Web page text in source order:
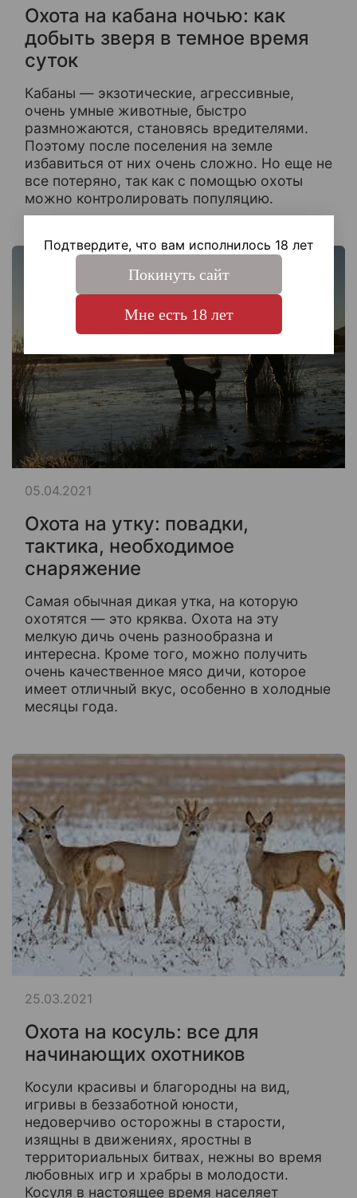
Охота на кабана ночью: как
добыть зверя в темное время
суток
Кабаны — экзотические, агрессивные,
очень умные животные, быстро
размножаются, становясь вредителями.
Поэтому после поселения на земле
избавиться от них очень сложно. Но еще не
все потеряно, так как с помощью охоты
можно контролировать популяцию.
Охота на утку: повадки,
тактика, необходимое
снаряжение
Самая обычная дикая утка, на которую
охотятся — это кряква. Охота на эту
мелкую дичь очень разнообразна и
интересна. Кроме того, можно получить
очень качественное мясо дичи, которое
имеет отличный вкус, особенно в холодные
месяцы года.
05.04.2021
Охота на косуль: все для
начинающих охотников
Косули красивы и благородны на вид,
игривы в беззаботной юности,
недоверчиво осторожны в старости,
изящны в движениях, яростны в
территориальных битвах, нежны во время
любовных игр и храбры в молодости.
Косуля в настоящее время населяет
25.03.2021
Подтвердите, что вам исполнилось 18 лет
Покинуть сайт
Мне есть 18 лет